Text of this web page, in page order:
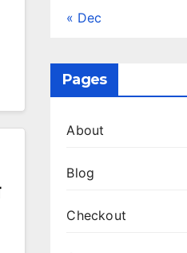
« Dec
Pages
About
Blog
Checkout